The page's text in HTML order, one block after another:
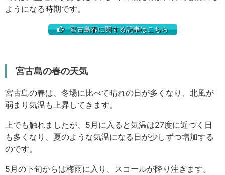
ようになる時期です。
宮古島春に関する記事はこちら
宮古島の春の天気
宮古島の春は、冬場に比べて晴れの日が多くなり、北風が
弱まり気温も上昇してきます。
上でも触れましたが、5月に入ると気温は27度に近づく日
も多くなり、夏のような気温になる日が少しずつ増加する
のです。
5月の下旬からは梅雨に入り、スコールが降り注ぎます。